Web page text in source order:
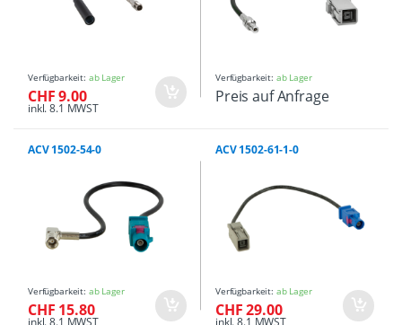
Verfügbarkeit: ab Lager
CHF 9.00
inkl. 8.1 MWST
Verfügbarkeit: ab Lager
Preis auf Anfrage
ACV 1502-54-0
Verfügbarkeit: ab Lager
CHF 15.80
inkl. 8.1 MWST
ACV 1502-61-1-0
Verfügbarkeit: ab Lager
CHF 29.00
inkl. 8.1 MWST